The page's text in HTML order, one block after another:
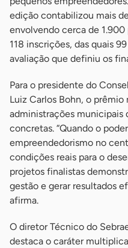
edição contabilizou mais
envolvendo cerca de
118 inscrições, das quais
avaliação que definiu os
Para o presidente do
Luiz Carlos Bohn, o
administrações municipais
concretas. “Quando o
empreendedorismo no
condições reais para o
projetos finalistas
gestão e gerar resultados
afirma.
O diretor Técnico do
destaca o caráter